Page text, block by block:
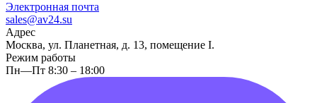
Электронная почта
sales@av24.su
Адрес
Москва, ул. Планетная, д. 13, помещение I.
Режим работы
Пн—Пт 8:30 – 18:00